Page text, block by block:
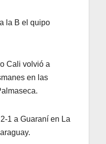
la B el quipo
Cali volvió a
en las
1 a Guaraní en La